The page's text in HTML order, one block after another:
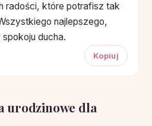
radości, które potrafisz tak
najlepszego,
ducha.
Kopiuj
urodzinowe dla